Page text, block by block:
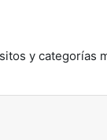
y categorías